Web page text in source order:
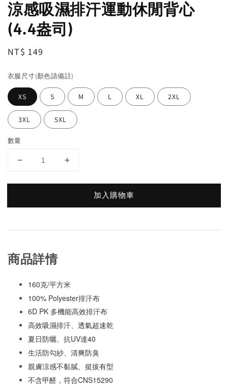
涼感吸濕排汗運動休閒背心
(4.4盎司)
Regular
NT$ 149
衣服尺寸(顏色請備註)
XS S M L XL 2XL
3XL 5XL
數量
加入購物車
商品詳情
160克/平方米
100% Polyester排汗布
6D PK 多機能高效排汗布
高效吸濕排汗、透氣超速乾
夏日防曬、抗UV達40
生活防勾紗、清爽防臭
親膚涼感不黏膩、挺拔有型
不含甲醛，符合CNS15290